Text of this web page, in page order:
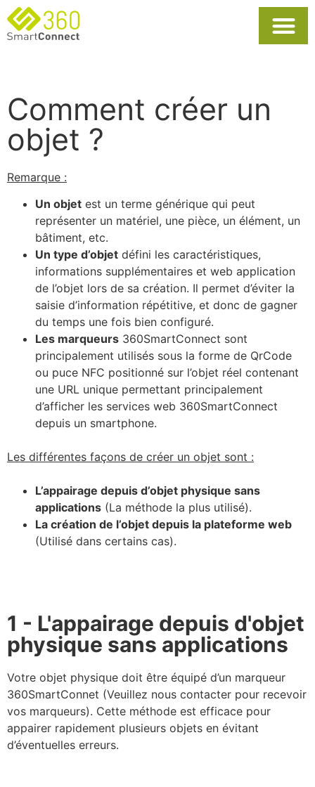
Comment créer un
objet ?
Remarque :
Un objet est un terme générique qui peut
représenter un matériel, une pièce, un élément, un
bâtiment, etc.
Un type d’objet défini les caractéristiques,
informations supplémentaires et web application
de l’objet lors de sa création. Il permet d’éviter la
saisie d’information répétitive, et donc de gagner
du temps une fois bien configuré.
Les marqueurs 360SmartConnect sont
principalement utilisés sous la forme de QrCode
ou puce NFC positionné sur l’objet réel contenant
une URL unique permettant principalement
d’afficher les services web 360SmartConnect
depuis un smartphone.
Les différentes façons de créer un objet sont :
L’appairage depuis d’objet physique sans
applications (La méthode la plus utilisé).
La création de l’objet depuis la plateforme web
(Utilisé dans certains cas).
1 - L'appairage depuis d'objet
physique sans applications
Votre objet physique doit être équipé d’un marqueur
360SmartConnet (Veuillez nous contacter pour recevoir
vos marqueurs). Cette méthode est efficace pour
appairer rapidement plusieurs objets en évitant
d’éventuelles erreurs.